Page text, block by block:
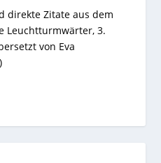
direkte Zitate aus dem
Leuchtturmwärter, 3.
von Eva